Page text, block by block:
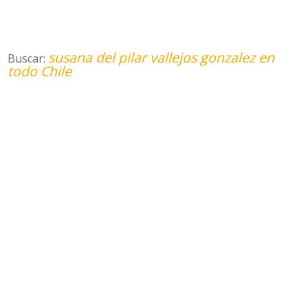
Buscar: susana del pilar vallejos gonzalez en
todo Chile